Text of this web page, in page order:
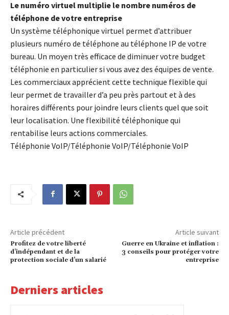
Le numéro virtuel multiplie le nombre numéros de
téléphone de votre entreprise
Un système téléphonique virtuel permet d’attribuer
plusieurs numéro de téléphone au téléphone IP de votre
bureau. Un moyen très efficace de diminuer votre budget
téléphonie en particulier si vous avez des équipes de vente.
Les commerciaux apprécient cette technique flexible qui
leur permet de travailler d’a peu près partout et à des
horaires différents pour joindre leurs clients quel que soit
leur localisation. Une flexibilité téléphonique qui
rentabilise leurs actions commerciales.
Téléphonie VoIP/Téléphonie VoIP/Téléphonie VoIP
Article précédent
Profitez de votre liberté
d’indépendant et de la
protection sociale d’un salarié
Article suivant
Guerre en Ukraine et inflation :
3 conseils pour protéger votre
entreprise
Derniers articles